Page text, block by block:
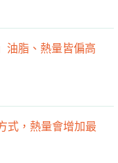
油脂、熱量皆偏高
式，熱量會增加最